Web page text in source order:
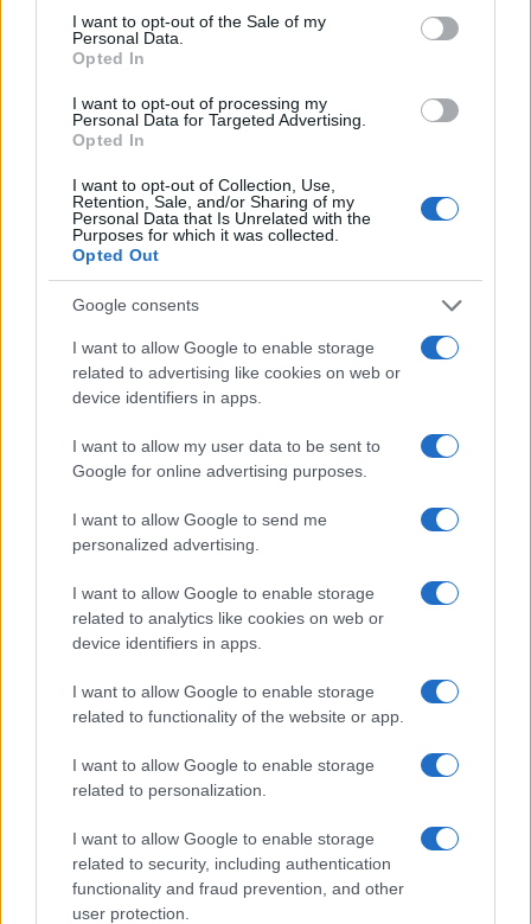
consent section.
I want to opt-out of the Sale of my
Personal Data.
Opted In
I want to opt-out of processing my
Personal Data for Targeted Advertising.
Opted In
I want to opt-out of Collection, Use,
Retention, Sale, and/or Sharing of my
Personal Data that Is Unrelated with the
Purposes for which it was collected.
Opted Out
Google consents
I want to allow Google to enable storage
related to advertising like cookies on web or
device identifiers in apps.
I want to allow my user data to be sent to
Google for online advertising purposes.
I want to allow Google to send me
personalized advertising.
I want to allow Google to enable storage
related to analytics like cookies on web or
device identifiers in apps.
I want to allow Google to enable storage
related to functionality of the website or app.
I want to allow Google to enable storage
related to personalization.
I want to allow Google to enable storage
related to security, including authentication
functionality and fraud prevention, and other
user protection.
AUTORE
Susanna Capelli
rievocazione veronese dal loggiato di Piazza
Bra, promuovendo una linea editoriale che
Collaboratrice storica, possiede una
collezione di programmi teatrali degli
spettacoli veronesi come particolare
biografico.
Continua a leggere